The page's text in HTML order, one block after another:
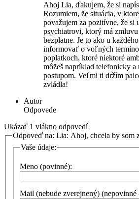
Ahoj Lia, ďakujem, že si
Rozumiem, že situácia, v
považujem za pozitívne, že
psychiatrovi, ktorý má
bezplatne. Je to ako u
informovať o voľných
poplatkoch, ktoré niektoré
môžeš napríklad telefonicky
postupom. Veľmi ti držím
zvládla!
Autor
Odpovede
Ukázať 1 vlákno odpovedí
Odpoveď na: Lia: Ahoj, chcela by
Vaše údaje:
Meno (povinné):
Mail (nebude zverejnený)